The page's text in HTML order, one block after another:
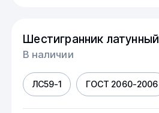
Шестигранник латунный
В наличии
ЛС59-1 ГОСТ 2060-2006